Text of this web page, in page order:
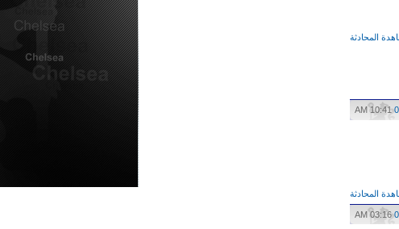
المحادثة
10:41 AM
المحادثة
03:16 AM